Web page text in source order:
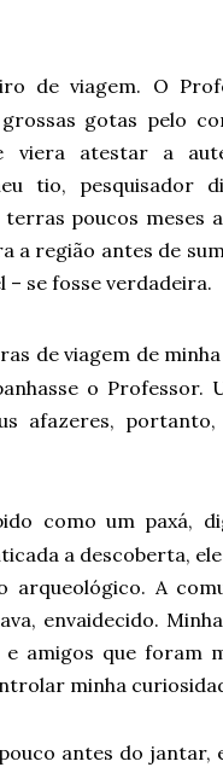
de viagem. O
gotas pelo
viera atestar a
tio, pesquisador
poucos meses
a região antes de
se fosse verdadeira.
de viagem de
o Professor.
afazeres,
como um paxá,
a descoberta,
A
envaidecido.
e amigos que foram
minha
antes do jantar,